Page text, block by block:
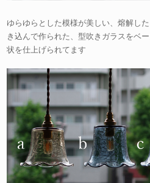
ゆらゆらとした模様が美しい、熔解し
き込んで作られた、型吹きガラスをベ
状を仕上げられてます